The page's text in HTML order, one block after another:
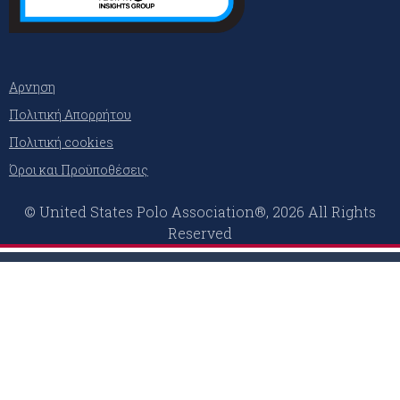
Αρνηση
Πολιτική Απορρήτου
Πολιτική cookies
Όροι και Προϋποθέσεις
© United States Polo Association®, 2026 All Rights
Reserved